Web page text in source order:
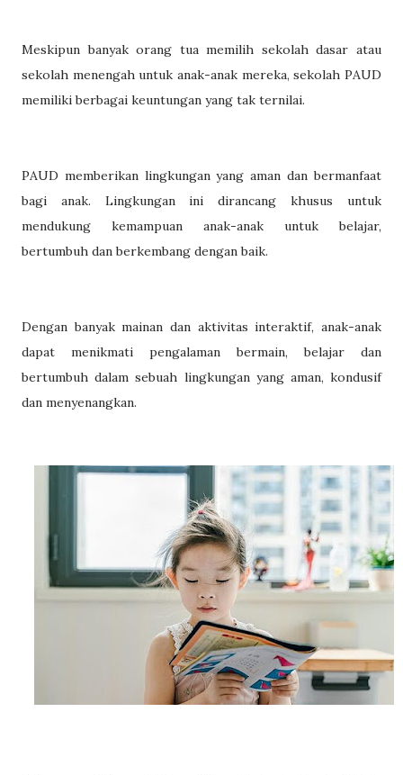
Meskipun banyak orang tua memilih sekolah dasar atau
sekolah menengah untuk anak-anak mereka, sekolah PAUD
memiliki berbagai keuntungan yang tak ternilai.
PAUD memberikan lingkungan yang aman dan bermanfaat
bagi anak. Lingkungan ini dirancang khusus untuk
mendukung kemampuan anak-anak untuk belajar,
bertumbuh dan berkembang dengan baik.
Dengan banyak mainan dan aktivitas interaktif, anak-anak
dapat menikmati pengalaman bermain, belajar dan
bertumbuh dalam sebuah lingkungan yang aman, kondusif
dan menyenangkan.